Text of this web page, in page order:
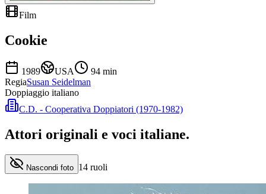
Film
Cookie
1989 USA 94 min
RegiaSusan Seidelman
Doppiaggio italiano
C.D. - Cooperativa Doppiatori (1970-1982)
Attori originali e voci italiane.
Nascondi foto 14 ruoli